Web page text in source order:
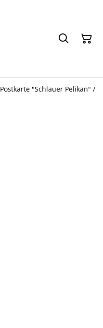
Postkarte "Schlauer Pelikan" /